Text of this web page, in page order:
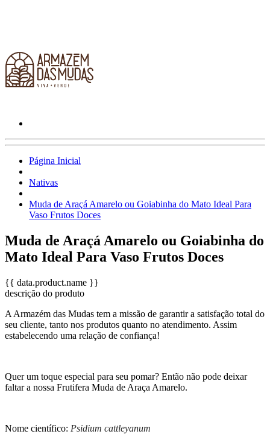
Página Inicial
Nativas
Muda de Araçá Amarelo ou Goiabinha do Mato Ideal Para
Vaso Frutos Doces
Muda de Araçá Amarelo ou Goiabinha do
Mato Ideal Para Vaso Frutos Doces
{{ data.product.name }}
descrição do produto
A Armazém das Mudas tem a missão de garantir a satisfação total do
seu cliente, tanto nos produtos quanto no atendimento. Assim
estabelecendo uma relação de confiança!
Quer um toque especial para seu pomar? Então não pode deixar
faltar a nossa Frutifera Muda de Araça Amarelo.
Nome científico: Psidium cattleyanum